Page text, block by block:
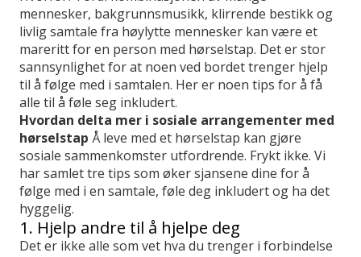
mennesker, bakgrunnsmusikk, klirrende bestikk og
livlig samtale fra høylytte mennesker kan være et
mareritt for en person med hørselstap. Det er stor
sannsynlighet for at noen ved bordet trenger hjelp
til å følge med i samtalen. Her er noen tips for å få
alle til å føle seg inkludert.
Hvordan delta mer i sosiale arrangementer med
hørselstap Å leve med et hørselstap kan gjøre
sosiale sammenkomster utfordrende. Frykt ikke. Vi
har samlet tre tips som øker sjansene dine for å
følge med i en samtale, føle deg inkludert og ha det
hyggelig.
1. Hjelp andre til å hjelpe deg
Det er ikke alle som vet hva du trenger i forbindelse